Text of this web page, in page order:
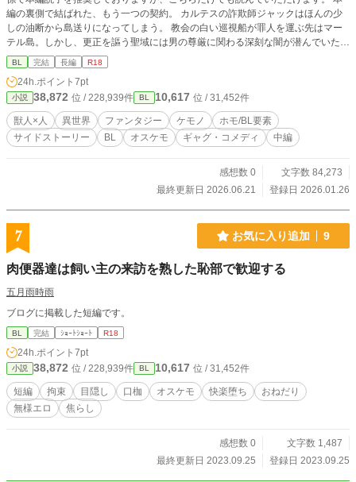
編の裏側で結ばれた、もう一つの契約。 カルテスの詐欺師ジャックはほんの少
しの油断から島送りになってしまう。 教会の白い巡視船が罪人を運ぶ先はマー
テル島。しかし、更正を謳う聖域には男の尊厳に関わる深刻な闇が潜んでいた。
逃げ出したジャックの前に月明かりに照らされる青いスライムが現れて……。
BL 完結 長編 R18
24h.ポイント 7pt
小説 38,872 位 / 228,939件 BL 10,617 位 / 31,452件
獣人×人 異世界 ファンタジー ケモノ
ホモ/BL要素
サイドストーリー
BL オスケモ ギャグ・コメディ 中編
感想数 0
文字数 84,273
最終更新日 2026.06.21
登録日 2026.01.26
7 お気に入り追加 9
肉便器達は飼い主の来訪を熟した恥部で歓迎する
五月雨時雨
ブログに掲載した短編です。
BL 完結 ｼｮｰﾄｼｮｰﾄ R18
24h.ポイント 7pt
小説 38,872 位 / 228,939件 BL 10,617 位 / 31,452件
短編 拘束 目隠し 口枷 オスケモ 快楽堕ち
おねだり
無様エロ
焦らし
感想数 0
文字数 1,487
最終更新日 2023.09.25
登録日 2023.09.25